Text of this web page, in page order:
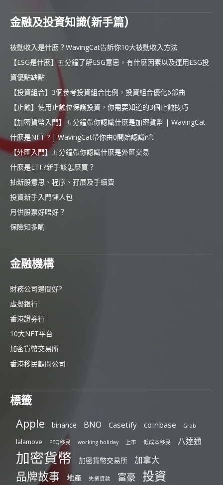
金融及投資知識(新手篇)
被動收入是什麼？WavingCat告訴你10大被動收入方法
【ESG是什麼】五分鐘了解ESG意思，有什麼因素以及運用ESG投
資優點缺點
【投資組合】3個參考投資組合比例，投資組合優化6部曲
【止蝕】使用止蝕位保護投資，你需要知道的3個止蝕技巧
【加密貨幣入門】五分鐘帶你認識什麼是加密貨幣 | WavingCat
什麼是NFT ? | WavingCat帶你由0開始認識nft
【外匯入門】五分鐘帶你認識什麼是外匯交易
什麼是ETF?新手該怎麼買？
抽新股意思、程序、孖展及手續費
投資新手入門懶人包
月供股票好唔好？
保險知多啲
金融機構
財務公司邊間好?
虛擬銀行
香港證券行
10大NFT平台
加密貨幣交易所
香港移民顧問公司
標籤
Apple binance BNO Casetify coinbase Grab
lalamove PEQ移民 working holiday 上市 低成本移民 八達通
加密貨幣 加密貨幣交易所 加拿大
品牌故事 地產 失業貸款 富豪 投資